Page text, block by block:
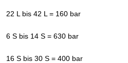
22 L bis 42 L = 160 bar
6 S bis 14 S = 630 bar
16 S bis 30 S = 400 bar